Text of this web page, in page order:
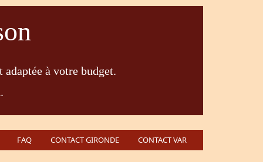
à votre budget.
FAQ CONTACT GIRONDE CONTACT VAR